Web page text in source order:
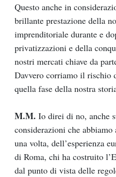
Questo anche in
brillante prestazione della
imprenditoriale durante e
privatizzazioni e della
nostri mercati chiave da
Davvero corriamo il rischio
quella fase della nostra
M.M. Io direi di no, anche
considerazioni che abbiamo
una volta, dell’esperienza
di Roma, chi ha costruito
dal punto di vista delle